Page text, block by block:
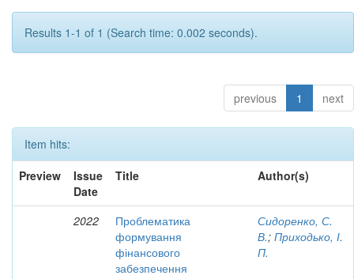
Results 1-1 of 1 (Search time: 0.002 seconds).
previous 1 next
Item hits:
Preview
Issue
Date
Title Author(s)
2022
Проблематика
формування
фінансового
забезпечення
Сидоренко, С.
В.; Приходько, І.
П.